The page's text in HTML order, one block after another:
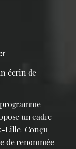
écrin de
un cadre
Lille. Conçu
de renommée